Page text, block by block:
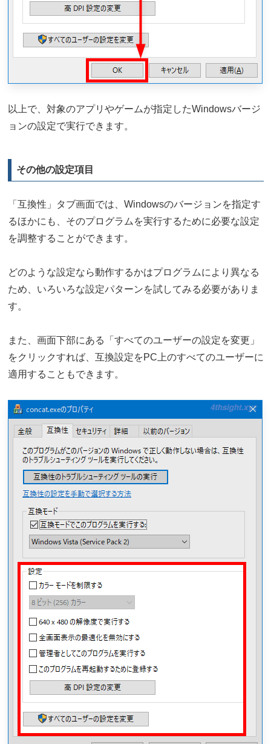
以上で、対象のアプリやゲームが指定したWindowsバージ
ョンの設定で実行できます。
その他の設定項目
「互換性」タブ画面では、Windowsのバージョンを指定す
るほかにも、そのプログラムを実行するために必要な設定
を調整することができます。
どのような設定なら動作するかはプログラムにより異なる
ため、いろいろな設定パターンを試してみる必要がありま
す。
また、画面下部にある「すべてのユーザーの設定を変更」
をクリックすれば、互換設定をPC上のすべてのユーザーに
適用することもできます。